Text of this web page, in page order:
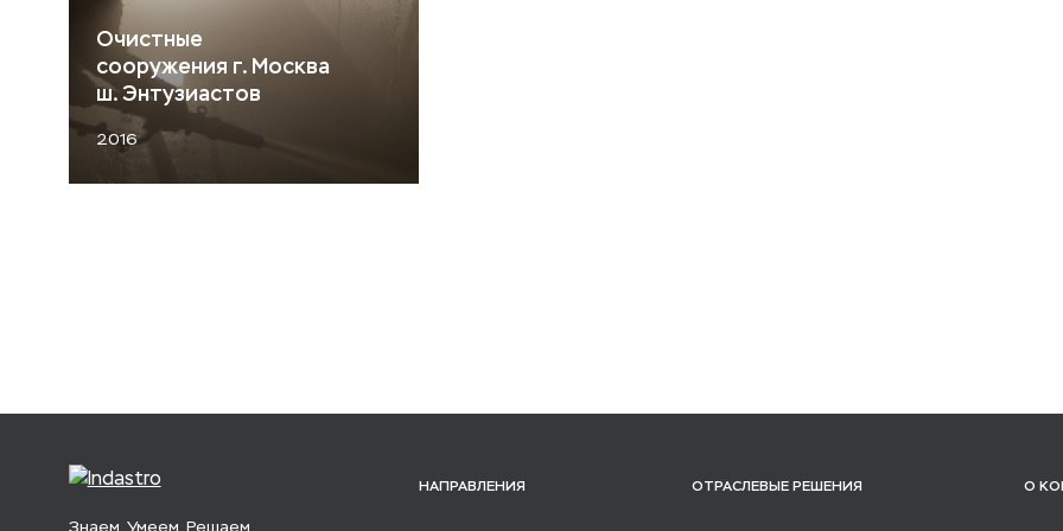
Очистные
сооружения г. Москва
ш. Энтузиастов
2016
Знаем. Умеем. Решаем.
НАПРАВЛЕНИЯ ОТРАСЛЕВЫЕ РЕШЕНИЯ О